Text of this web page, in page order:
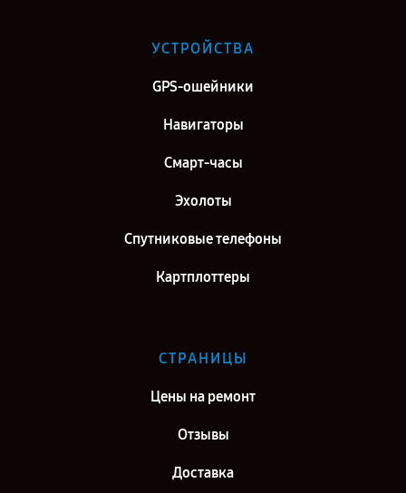
Ремонт картплоттера Garmin GPSMAP 922 Plus в г. Москва
Ремонт картплоттера Garmin GPSMAP 922 Plus в г. Санкт-
УСТРОЙСТВА
GPS-ошейники
Навигаторы
Смарт-часы
Эхолоты
Спутниковые телефоны
Картплоттеры
СТРАНИЦЫ
Цены на ремонт
Отзывы
Доставка